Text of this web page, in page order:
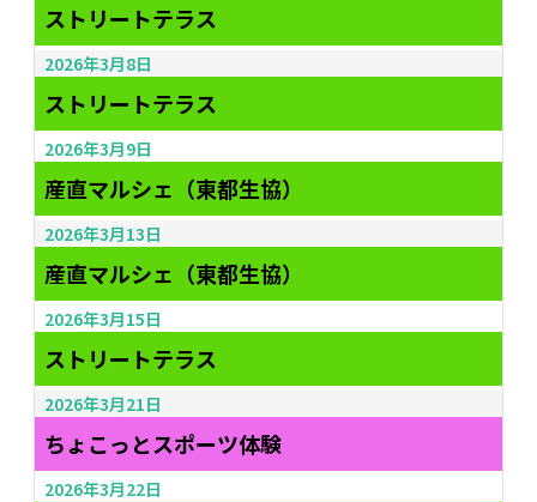
ストリートテラス
2026年3月8日
ストリートテラス
2026年3月9日
産直マルシェ（東都生協）
2026年3月13日
産直マルシェ（東都生協）
2026年3月15日
ストリートテラス
2026年3月21日
ちょこっとスポーツ体験
2026年3月22日